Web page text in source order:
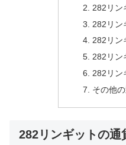
282リン
282リン
282リン
282リン
282リン
その他
282リンギットの通